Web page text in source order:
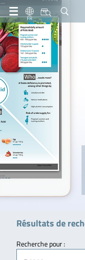
FR
Résultats de
Recherche pour :